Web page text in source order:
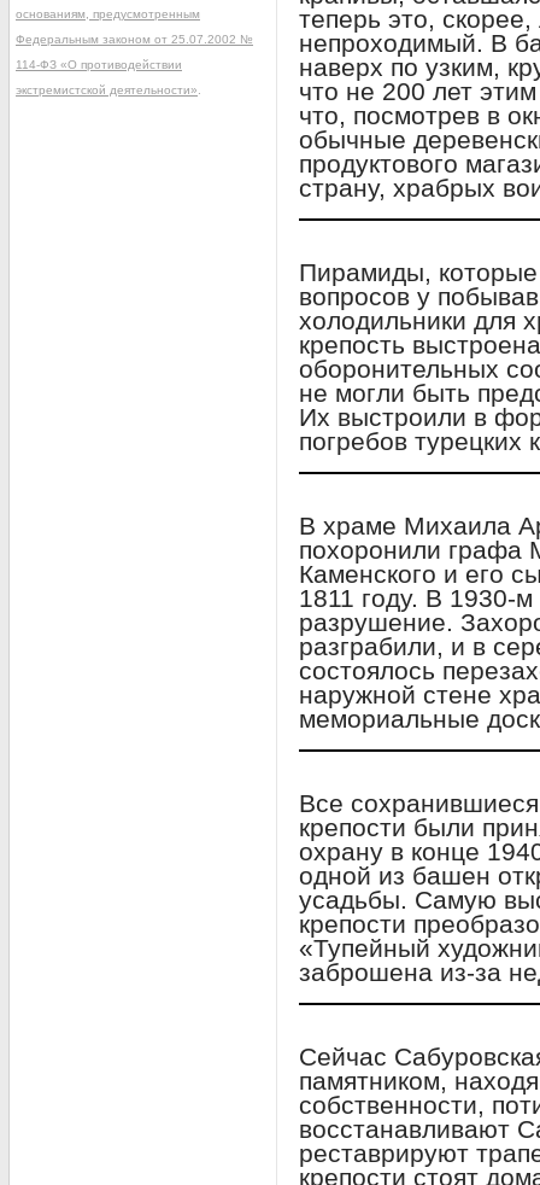
теперь это,
непроходимый. В
наверх по узким,
что не 200 лет
что, посмотрев в
обычные
продуктового
страну, храбрых
Пирамиды,
вопросов у
холодильники для
крепость
оборонительных
не могли быть
Их выстроили в
погребов
В храме Михаила
похоронили графа
Каменского и его
1811 году. В 1930-
разрушение.
разграбили, и в
состоялось
наружной стене
мемориальные
Все
крепости были
охрану в конце
одной из башен
усадьбы. Самую
крепости
«Тупейный
заброшена из-за
Сейчас
памятником,
собственности,
восстанавливают
реставрируют
крепости стоят
основаниям, предусмотренным
Федеральным законом от 25.07.2002 №
114-ФЗ «О противодействии
экстремистской деятельности»